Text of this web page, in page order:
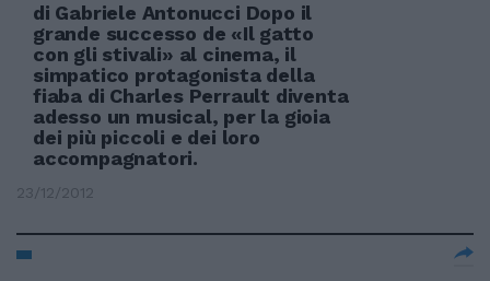
di Gabriele Antonucci Dopo il
grande successo de «Il gatto
con gli stivali» al cinema, il
simpatico protagonista della
fiaba di Charles Perrault diventa
adesso un musical, per la gioia
dei più piccoli e dei loro
accompagnatori.
23/12/2012